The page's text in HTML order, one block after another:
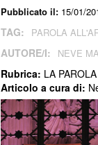
Pubblicato il: 15/01/
TAG: PAROLA
AUTORE/I: NEVE
Rubrica: LA
Articolo a cura di: